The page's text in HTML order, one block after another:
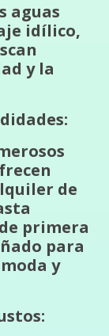
aguas
idílico,
y la
de
primera
para
y